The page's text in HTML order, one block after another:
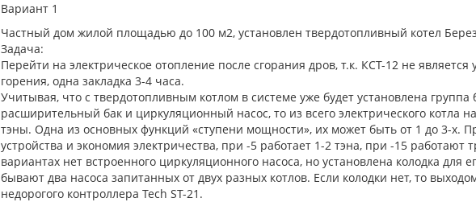
Вариант 1
Частный дом жилой площадью до 100 м2, установлен твердотопливный котел
Задача:
Перейти на электрическое отопление после сгорания дров, т.к. КСТ-12 не является
горения, одна закладка 3-4 часа.
Учитывая, что с твердотопливным котлом в системе уже будет установлена группа
расширительный бак и циркуляционный насос, то из всего электрического котла
тэны. Одна из основных функций «ступени мощности», их может быть от 1 до 3-х.
устройства и экономия электричества, при -5 работает 1-2 тэна, при -15 работают
вариантах нет встроенного циркуляционного насоса, но установлена колодка для
бывают два насоса запитанных от двух разных котлов. Если колодки нет, то
недорогого контроллера Tech ST-21.